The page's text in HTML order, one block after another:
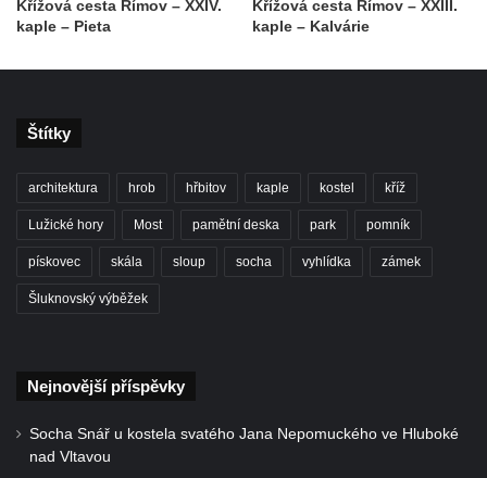
Skalní kaple Nejsvětější Trojice u Česká
Evangelická modlitebna u autobusového
nádraží v Dubé
Hřbitovní kaple ve Velkém Šenově
Kostel svatého Klementa ve Chlumčanech
Kaple svatého Floriána ve Veltěži
Křížová cesta Římov – XXIV.
kaple – Pieta
Křížová cesta Římov – XXIII.
kaple – Kalvárie
Štítky
architektura hrob hřbitov kaple kostel kříž
Lužické hory Most pamětní deska park pomník
pískovec skála sloup socha vyhlídka zámek
Šluknovský výběžek
Nejnovější příspěvky
Socha Snář u kostela svatého Jana Nepomuckého ve Hluboké
nad Vltavou